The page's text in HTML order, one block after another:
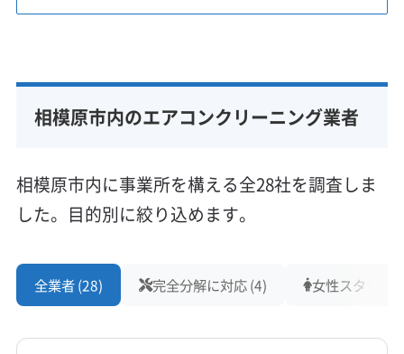
いと、キレイになったように見
があるんです。駐車事情も含
め、その土地のことに詳しい業
や地域によって、エアコンの汚れ方や気をつけ
るべきポイントは大きく変わります。排気ガス
や土埃、湿気やカビ、そして虫の問題など、ご
相模原市内のエアコンクリーニング業者
相模原市内に事業所を構える全28社を調査しま
した。目的別に絞り込めます。
全業者 (28) 完全分解に対応 (4) 女性スタッフ